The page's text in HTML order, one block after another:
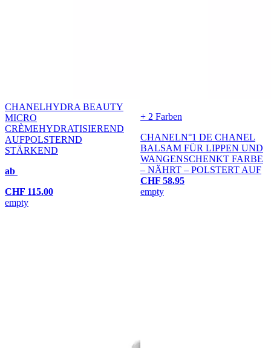
CHANELHYDRA BEAUTY
MICRO
CRÈMEHYDRATISIEREND
AUFPOLSTERND
STÄRKEND
ab
CHF 115.00
empty
+ 2 Farben
CHANELN°1 DE CHANEL
BALSAM FÜR LIPPEN UND
WANGENSCHENKT FARBE
– NÄHRT – POLSTERT AUF
CHF 58.95
empty